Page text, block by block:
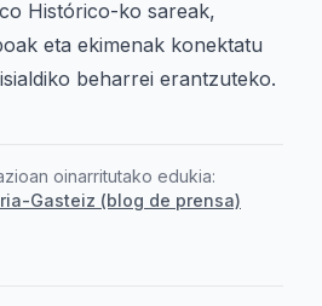
Histórico-ko sareak,
eta ekimenak konektatu
beharrei erantzuteko.
oinarritutako edukia:
Gasteiz (blog de prensa)